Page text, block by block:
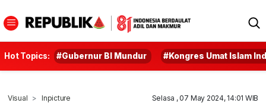
Hot Topics: #Gubernur BI Mundur #Kongres Umat Islam
Visual Inpicture Selasa , 07 May 2024, 14:01 WIB